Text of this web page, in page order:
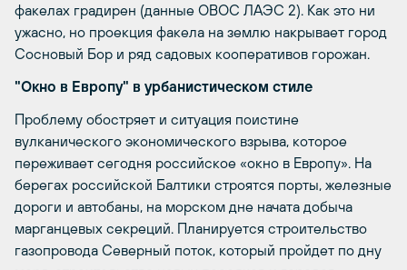
факелах градирен (данные ОВОС ЛАЭС 2). Как это ни
ужасно, но проекция факела на землю накрывает город
Сосновый Бор и ряд садовых кооперативов горожан.
"Окно в Европу" в урбанистическом стиле
Проблему обостряет и ситуация поистине
вулканического экономического взрыва, которое
переживает сегодня российское «окно в Европу». На
берегах российской Балтики строятся порты, железные
дороги и автобаны, на морском дне начата добыча
марганцевых секреций. Планируется строительство
газопровода Северный поток, который пройдет по дну